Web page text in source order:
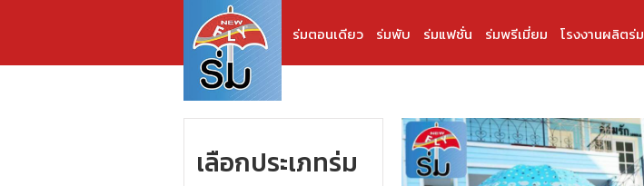
ร่มตอนเดียว ร่มพับ ร่มแฟชั่น ร่มพรีเมี่ยม โรงงานผลิตร่ม
เลือกประเภทร่ม